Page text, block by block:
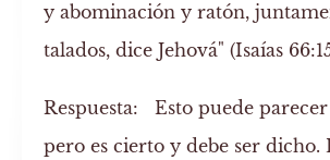
y abominación y ratón,
talados, dice Jehová" (Isaías
Respuesta: Esto puede parecer
pero es cierto y debe ser dicho.